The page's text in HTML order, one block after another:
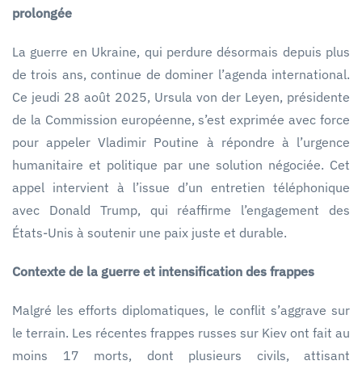
prolongée
La guerre en Ukraine, qui perdure désormais depuis plus
de trois ans, continue de dominer l’agenda international.
Ce jeudi 28 août 2025, Ursula von der Leyen, présidente
de la Commission européenne, s’est exprimée avec force
pour appeler Vladimir Poutine à répondre à l’urgence
humanitaire et politique par une solution négociée. Cet
appel intervient à l’issue d’un entretien téléphonique
avec Donald Trump, qui réaffirme l’engagement des
États-Unis à soutenir une paix juste et durable.
Contexte de la guerre et intensification des frappes
Malgré les efforts diplomatiques, le conflit s’aggrave sur
le terrain. Les récentes frappes russes sur Kiev ont fait au
moins 17 morts, dont plusieurs civils, attisant